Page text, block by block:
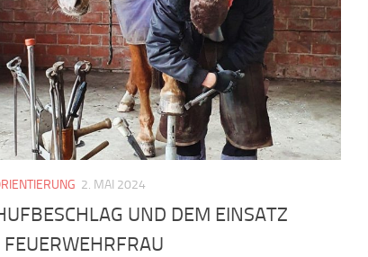
2. MAI 2024
UND DEM EINSATZ